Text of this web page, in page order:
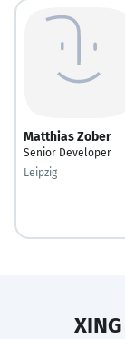
Matthias Zober
Senior Developer
Leipzig